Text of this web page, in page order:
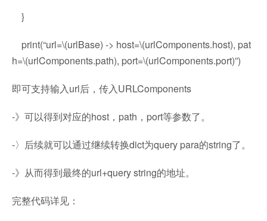
}
print(“url=\(urlBase) -> host=\(urlComponents.host), pat
h=\(urlComponents.path), port=\(urlComponents.port)”)
即可支持输入url后，传入URLComponents
-》可以得到对应的host，path，port等参数了。
-〉后续就可以通过继续转换dict为query para的string了。
-》从而得到最终的url+query string的地址。
完整代码详见：